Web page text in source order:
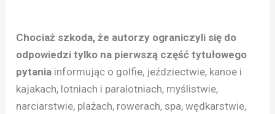
Chociaż szkoda, że autorzy ograniczyli się do
odpowiedzi tylko na pierwszą część tytułowego
pytania informując o golfie, jeździectwie, kanoe i
kajakach, lotniach i paralotniach, myślistwie,
narciarstwie, plażach, rowerach, spa, wędkarstwie,